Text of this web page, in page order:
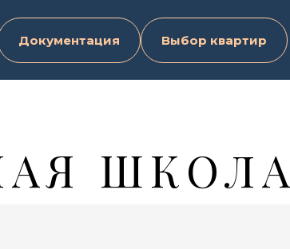
Документация Выбор квартир
ШКОЛА